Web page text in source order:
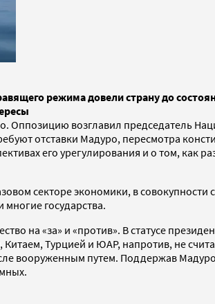
режима довели страну до
Оппозицию возглавил председатель
отставки Мадуро, пересмотра
его урегулирования и о том, как
секторе экономики, в
государства.
на «за» и «против». В статусе
Турцией и ЮАР, напротив, не
вооруженным путем. Поддержав